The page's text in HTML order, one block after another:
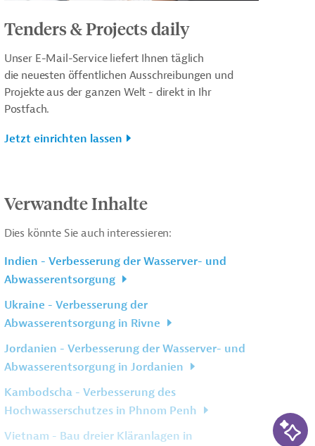
Tenders & Projects daily
Unser E-Mail-Service liefert Ihnen täglich
die neuesten öffentlichen Ausschreibungen und
Projekte aus der ganzen Welt - direkt in Ihr
Postfach.
Jetzt einrichten lassen
Verwandte Inhalte
Dies könnte Sie auch interessieren:
Indien - Verbesserung der Wasserver- und
Abwasserentsorgung
Ukraine - Verbesserung der
Abwasserentsorgung in Rivne
Jordanien - Verbesserung der Wasserver- und
Abwasserentsorgung in Jordanien
Kambodscha - Verbesserung des
Hochwasserschutzes in Phnom Penh
Vietnam - Bau dreier Kläranlagen in
KI-